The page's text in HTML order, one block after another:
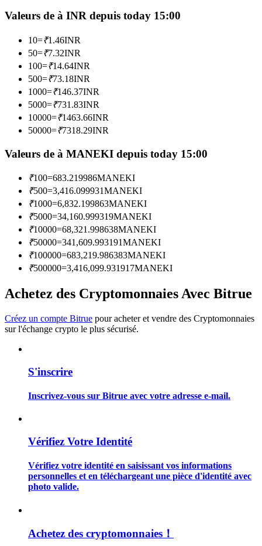
Devenez un trader de copie
Profitez du partage des bénéfices et des commissions de copy
trading
Information
Analyse de mégadonnées, y compris des informations
commerciales, etc.
Guide de démarrage des contrats à terme
Stratégies de trading
Valeurs de à INR depuis today 15:00
10=₹1.46INR
50=₹7.32INR
100=₹14.64INR
500=₹73.18INR
1000=₹146.37INR
5000=₹731.83INR
10000=₹1463.66INR
50000=₹7318.29INR
Valeurs de à MANEKI depuis today 15:00
₹100=683.219986MANEKI
₹500=3,416.099931MANEKI
₹1000=6,832.199863MANEKI
₹5000=34,160.999319MANEKI
₹10000=68,321.998638MANEKI
₹50000=341,609.993191MANEKI
₹100000=683,219.986383MANEKI
₹500000=3,416,099.931917MANEKI
Achetez des Cryptomonnaies Avec Bitrue
Créez un compte Bitrue pour acheter et vendre des Cryptomonnaies
sur l'échange crypto le plus sécurisé.
S'inscrire
Inscrivez-vous sur Bitrue avec votre adresse e-mail.
Vérifiez Votre Identité
Vérifiez votre identité en saisissant vos informations
personnelles et en téléchargeant une pièce d'identité avec
photo valide.
Achetez des cryptomonnaies！